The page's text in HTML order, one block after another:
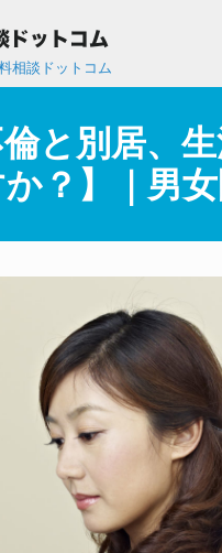
相談ドットコム
と別居、
？】｜男